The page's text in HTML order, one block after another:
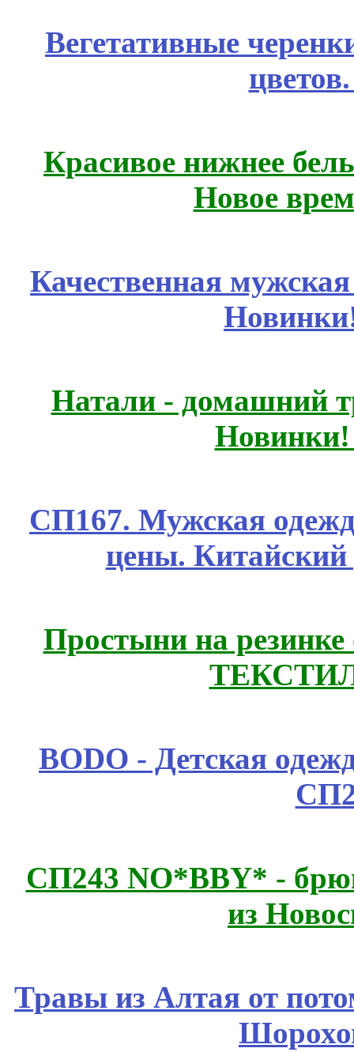
Вегетативные
Красивое нижнее
Новое
Качественная
Натали - домашний
СП167. Мужская
цены.
Простыни на
BODO - Детская
СП243 NO*BBY* -
из
Травы из Алтая от